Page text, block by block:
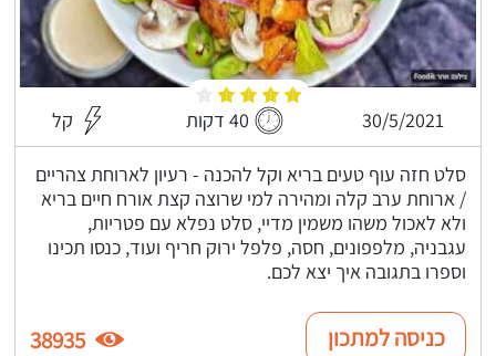
30/5/2021 40 דקות קל
סלט חזה עוף טעים בריא וקל להכנה - רעיון לארוחת צהריים
/ ארוחת ערב קלה ומהירה למי שרוצה קצת אורח חיים בריא
ולא לאכול משהו משמין מדיי, סלט נפלא עם פטריות,
עגבניה, מלפפונים, חסה, פלפל ירוק חריף ועוד, כנסו תכינו
וספרו בתגובה איך יצא לכם.
כניסה למתכון 38935